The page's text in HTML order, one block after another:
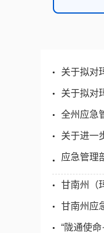
关于拟对
关于拟对
全州应急
关于进一
应急管理
甘南州（
甘南州应
“陇通使